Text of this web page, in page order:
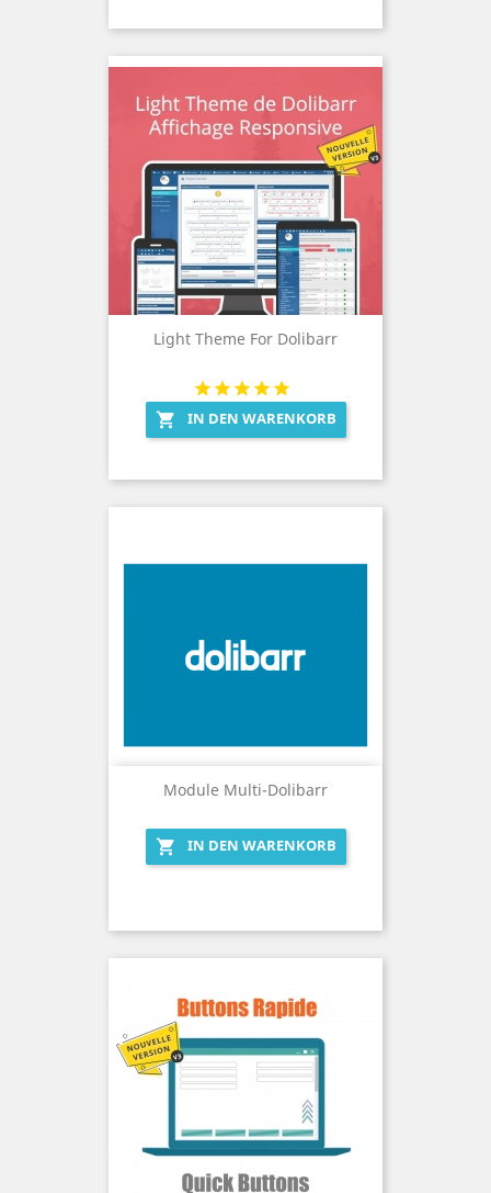
Light Theme For Dolibarr
 IN DEN WARENKORB
Module Multi-Dolibarr
 IN DEN WARENKORB